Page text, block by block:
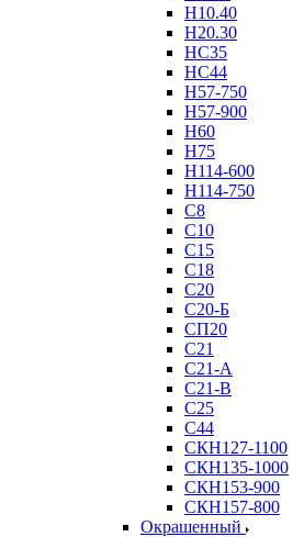
Н10.40
Н20.30
НС35
НС44
Н57-750
Н57-900
Н60
Н75
Н114-600
Н114-750
С8
С10
С15
С18
С20
С20-Б
СП20
С21
С21-А
С21-В
С25
С44
СКН127-1100
СКН135-1000
СКН153-900
СКН157-800
Окрашенный